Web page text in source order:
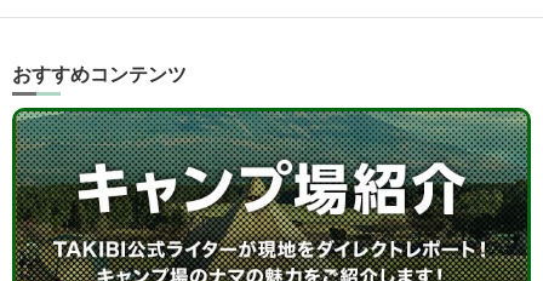
おすすめコンテンツ